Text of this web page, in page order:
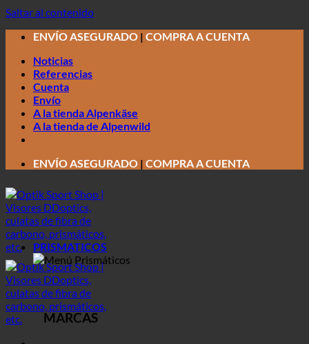
Saltar al contenido
ENVÍO ASEGURADO | COMPRA A CUENTA
Noticias
Referencias
Cuenta
Envío
A la tienda Alpenkäse
A la tienda de Alpenwild
ENVÍO ASEGURADO | COMPRA A CUENTA
PRISMATICOS
MARCAS